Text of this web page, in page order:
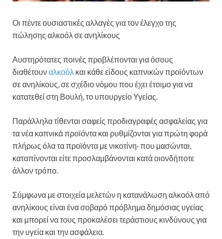
Οι πέντε ουσιαστικές αλλαγές για τον έλεγχο της
πώλησης αλκοόλ σε ανηλίκους
Αυστηρότατες ποινές προβλέπονται για όσους
διαθέτουναλκοόλ και κάθε είδους καπνικών προϊόντων
σε ανηλίκους, σε σχέδιο νόμου που έχει έτοιμο για να
κατατεθεί στη Βουλή, το υπουργείο Υγείας.
Παράλληλα τίθενται σαφείς προδιαγραφές ασφαλείας για
τα νέα καπνικά προϊόντα και ρυθμίζονται για πρώτη φορά
πλήρως όλα τα προϊόντα με νικοτίνη· που μασώνται,
καταπίνονται είτε προσλαμβάνονται κατά οιονδήποτε
άλλον τρόπο.
Σύμφωνα με στοιχεία μελετών η κατανάλωση αλκοόλ από
ανηλίκους είναι ένα σοβαρό πρόβλημα δημόσιας υγείας
και μπορεί να τους προκαλέσει τεράστιους κινδύνους για
την υγεία και την ασφάλεια.